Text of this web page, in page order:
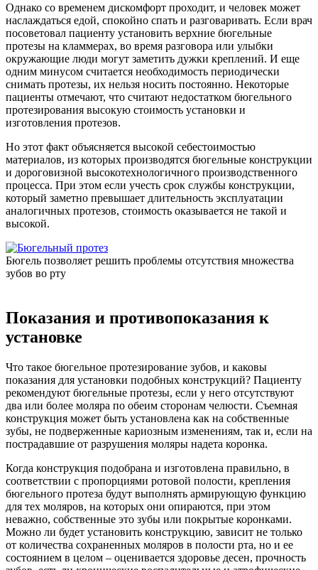
Однако со временем дискомфорт проходит, и человек может
наслаждаться едой, спокойно спать и разговаривать. Если врач
посоветовал пациенту установить верхние бюгельные
протезы на кламмерах, во время разговора или улыбки
окружающие люди могут заметить дужки креплений. И еще
одним минусом считается необходимость периодически
снимать протезы, их нельзя носить постоянно. Некоторые
пациенты отмечают, что считают недостатком бюгельного
протезирования высокую стоимость установки и
изготовления протезов.
Но этот факт объясняется высокой себестоимостью
материалов, из которых производятся бюгельные конструкции
и дороговизной высокотехнологичного производственного
процесса. При этом если учесть срок службы конструкции,
который заметно превышает длительность эксплуатации
аналогичных протезов, стоимость оказывается не такой и
высокой.
Бюгель позволяет решить проблемы отсутствия множества
зубов во рту
Показания и противопоказания к
установке
Что такое бюгельное протезирование зубов, и каковы
показания для установки подобных конструкций? Пациенту
рекомендуют бюгельные протезы, если у него отсутствуют
два или более моляра по обеим сторонам челюсти. Съемная
конструкция может быть установлена как на собственные
зубы, не подверженные кариозным изменениям, так и, если на
пострадавшие от разрушения моляры надета коронка.
Когда конструкция подобрана и изготовлена правильно, в
соответствии с пропорциями ротовой полости, крепления
бюгельного протеза будут выполнять армирующую функцию
для тех моляров, на которых они опираются, при этом
неважно, собственные это зубы или покрытые коронками.
Можно ли будет установить конструкцию, зависит не только
от количества сохраненных моляров в полости рта, но и ее
состоянием в целом – оценивается здоровье десен, прочность